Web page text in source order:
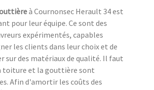
à Cournonsec Herault 34 est
pour leur équipe. Ce sont des
expérimentés, capables
les clients dans leur choix et de
sur des matériaux de qualité. Il faut
toiture et la gouttière sont
Afin d'amortir les coûts des